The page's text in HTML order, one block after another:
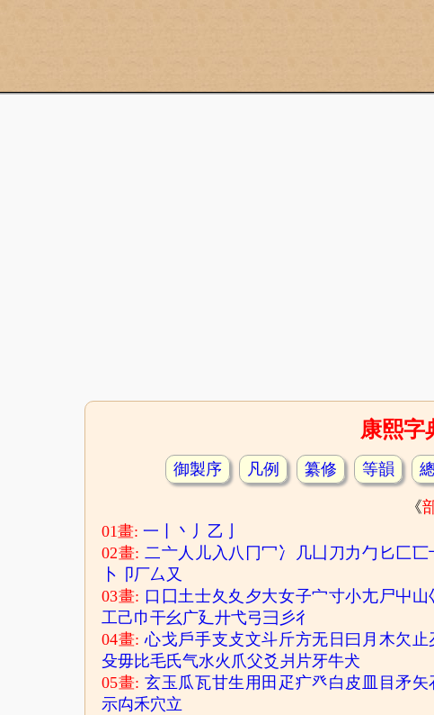
康熙字
御製序 凡例 纂修 等韻
《
01畫:一 丶 丿 乙
02畫:二亠人 儿入 八 冂冖 冫 几凵 刀 力勹 匕 匚匸
卜
卩厂厶 又
03畫: 口 囗土士夂 夊 夕大女子宀寸小尢尸屮山
工己巾干幺 广廴廾弋弓彐 彡彳
04畫:心戈戶手支 攴文斗斤方无 日 曰 月 木欠止
殳毋比毛氏气水火 爪父爻 爿 片牙牛犬
05畫:玄玉 瓜瓦甘生 用 田 疋疒癶白 皮 目矛矢
示禸禾穴立